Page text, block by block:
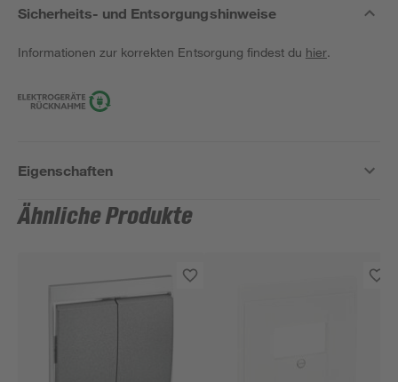
Sicherheits- und Entsorgungshinweise
Informationen zur korrekten Entsorgung findest du hier.
Eigenschaften
Ähnliche Produkte